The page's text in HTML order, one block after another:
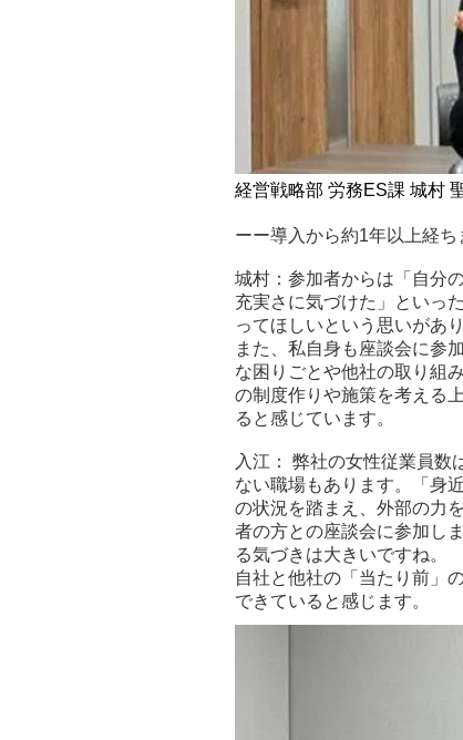
経営戦略部 労務ES課 城村
ーー導入から約1年以上経ち
城村：参加者からは「自分
充実さに気づけた」といっ
ってほしいという思いがあ
また、私自身も座談会に参
な困りごとや他社の取り組
の制度作りや施策を考える
ると感じています。
入江： 弊社の女性従業員数
ない職場もあります。「身
の状況を踏まえ、外部の力
者の方との座談会に参加し
る気づきは大きいですね。
自社と他社の「当たり前」
できていると感じます。